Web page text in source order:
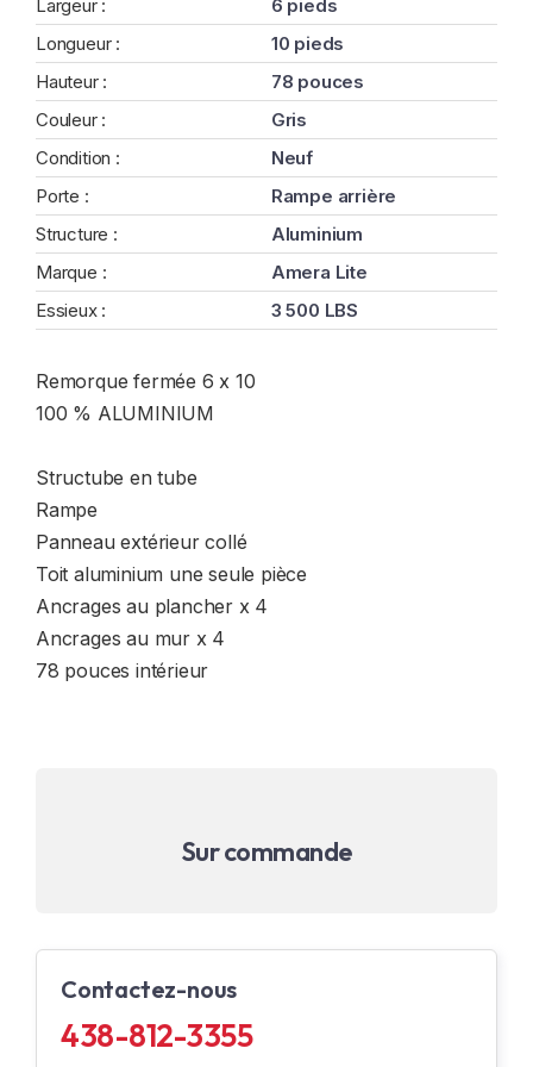
Largeur :
6 pieds
Longueur :
10 pieds
Hauteur :
78 pouces
Couleur :
Gris
Condition :
Neuf
Porte :
Rampe arrière
Structure :
Aluminium
Marque :
Amera Lite
Essieux :
3 500 LBS
Remorque fermée 6 x 10
100 % ALUMINIUM
Structube en tube
Rampe
Panneau extérieur collé
Toit aluminium une seule pièce
Ancrages au plancher x 4
Ancrages au mur x 4
78 pouces intérieur
Sur commande
Contactez-nous
438-812-3355